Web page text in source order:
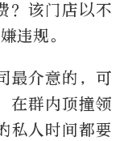
？该门店以不
违规。
最介意的，可
在群内顶撞领
私人时间都要